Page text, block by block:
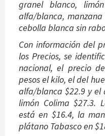
granel blanco,
alfa/blanca,
cebolla blanca sin
Con información del
los Precios, se
nacional, el precio
pesos el kilo, el del
alfa/blanca $22.9 y el
limón Colima $27.3.
está en $16.4, la
plátano Tabasco en